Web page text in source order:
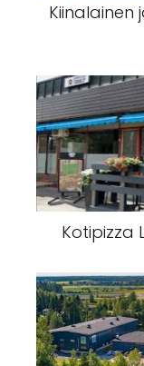
Kiinalainen
Kotipizza